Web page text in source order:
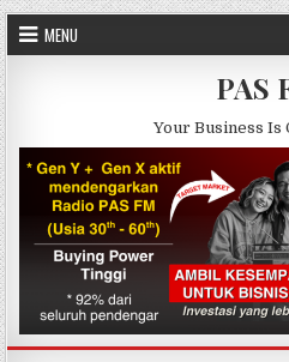
Skip to content
MENU
PAS
Your Business Is